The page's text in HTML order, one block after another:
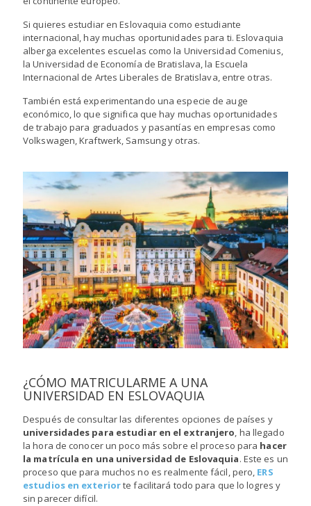
Si quieres estudiar en Eslovaquia como estudiante
internacional, hay muchas oportunidades para ti. Eslovaquia
alberga excelentes escuelas como la Universidad Comenius,
la Universidad de Economía de Bratislava, la Escuela
Internacional de Artes Liberales de Bratislava, entre otras.
También está experimentando una especie de auge
económico, lo que significa que hay muchas oportunidades
de trabajo para graduados y pasantías en empresas como
Volkswagen, Kraftwerk, Samsung y otras.
¿CÓMO MATRICULARME A UNA
UNIVERSIDAD EN ESLOVAQUIA
Después de consultar las diferentes opciones de países y
universidades para estudiar en el extranjero, ha llegado
la hora de conocer un poco más sobre el proceso para hacer
la matrícula en una universidad de Eslovaquia. Este es un
proceso que para muchos no es realmente fácil, pero, ERS
estudios en exteriorte facilitará todo para que lo logres y
sin parecer difícil.